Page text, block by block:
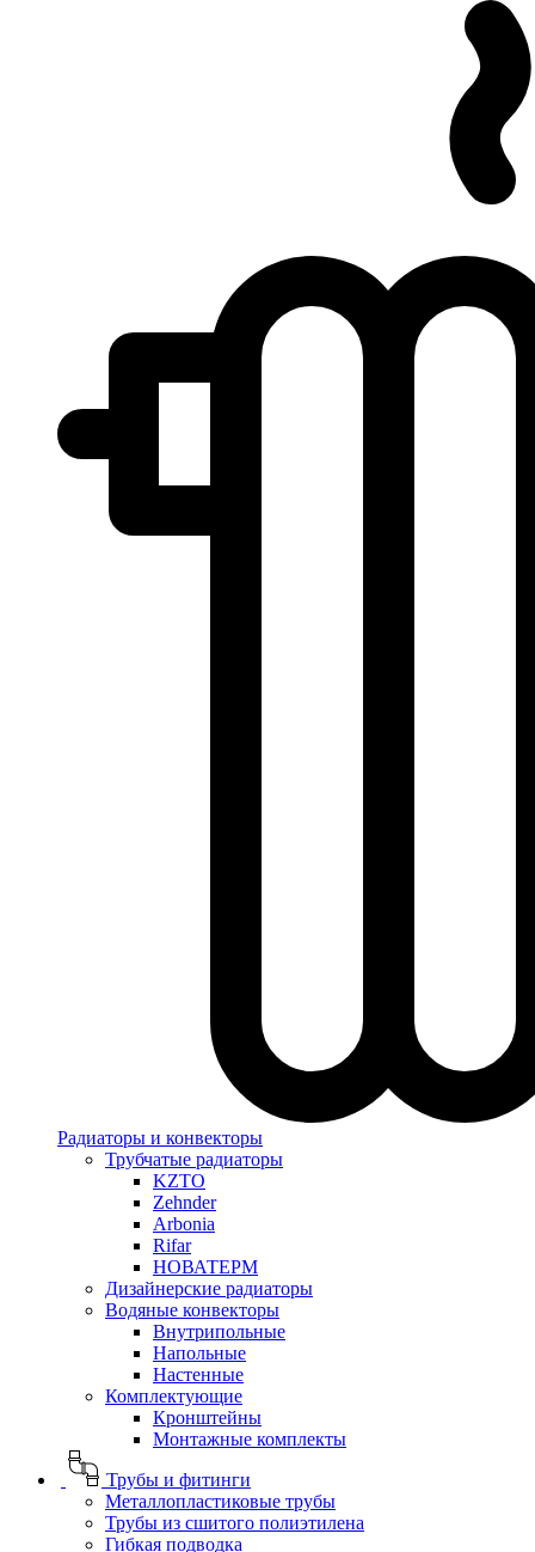
Радиаторы и конвекторы
Трубчатые радиаторы
KZTO
Zehnder
Arbonia
Rifar
НОВАТЕРМ
Дизайнерские радиаторы
Водяные конвекторы
Внутрипольные
Напольные
Настенные
Комплектующие
Кронштейны
Монтажные комплекты
Трубы и фитинги
Металлопластиковые трубы
Трубы из сшитого полиэтилена
Гибкая подводка